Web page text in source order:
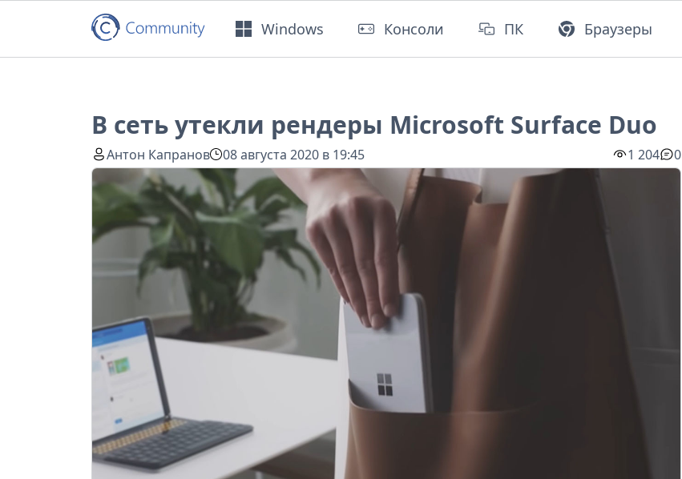
Windows Консоли ПК Браузеры
В сеть утекли рендеры Microsoft Surface Duo
Антон Капранов 08 августа 2020 в 19:45 1 204 0